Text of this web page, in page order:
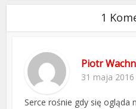
1
Piotr
31 maja
Serce rośnie gdy się ogląda